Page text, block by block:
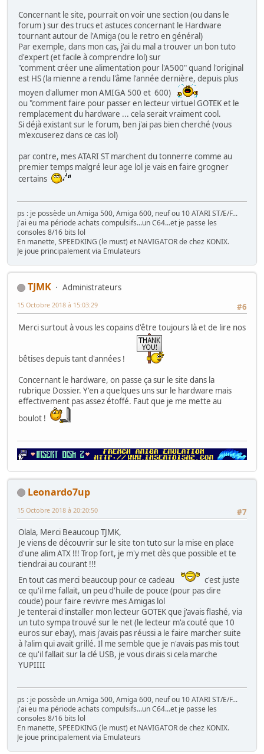
Concernant le site, pourrait on voir une section (ou dans le
forum ) sur des trucs et astuces concernant le Hardware
tournant autour de l'Amiga (ou le retro en général)
Par exemple, dans mon cas, j'ai du mal a trouver un bon tuto
d'expert (et facile à comprendre lol) sur
"comment créer une alimentation pour l'A500" quand l'original
est HS (la mienne a rendu l'âme l'année dernière, depuis plus
moyen d'allumer mon AMIGA 500 et 600)
ou "comment faire pour passer en lecteur virtuel GOTEK et le
remplacement du hardware ... cela serait vraiment cool.
Si déjà existant sur le forum, ben j'ai pas bien cherché (vous
m'excuserez dans ce cas lol)
par contre, mes ATARI ST marchent du tonnerre comme au
premier temps malgré leur age lol je vais en faire grogner
certains
ps : je possède un Amiga 500, Amiga 600, neuf ou 10 ATARI ST/E/F...
j'ai eu ma période achats compulsifs...un C64...et je passe les
consoles 8/16 bits lol
En manette, SPEEDKING (le must) et NAVIGATOR de chez KONIX.
Je joue principalement via Emulateurs
TJMK
Administrateurs
#6
15 Octobre 2018 à 15:03:29
Merci surtout à vous les copains d'être toujours là et de lire nos
bêtises depuis tant d'années !
Concernant le hardware, on passe ça sur le site dans la
rubrique Dossier. Y'en a quelques uns sur le hardware mais
effectivement pas assez étoffé. Faut que je me mette au
boulot !
Leonardo7up
#7
15 Octobre 2018 à 20:20:50
Olala, Merci Beaucoup TJMK,
Je viens de découvrir sur le site ton tuto sur la mise en place
d'une alim ATX !!! Trop fort, je m'y met dès que possible et te
tiendrai au courant !!!
En tout cas merci beaucoup pour ce cadeau
c'est juste
ce qu'il me fallait, un peu d'huile de pouce (pour pas dire
coude) pour faire revivre mes Amigas lol
Je tenterai d'installer mon lecteur GOTEK que j'avais flashé, via
un tuto sympa trouvé sur le net (le lecteur m'a couté que 10
euros sur ebay), mais j'avais pas réussi a le faire marcher suite
à l'alim qui avait grillé. Il me semble que je n'avais pas mis tout
ce qu'il fallait sur la clé USB, je vous dirais si cela marche
YUPIIII
ps : je possède un Amiga 500, Amiga 600, neuf ou 10 ATARI ST/E/F...
j'ai eu ma période achats compulsifs...un C64...et je passe les
consoles 8/16 bits lol
En manette, SPEEDKING (le must) et NAVIGATOR de chez KONIX.
Je joue principalement via Emulateurs